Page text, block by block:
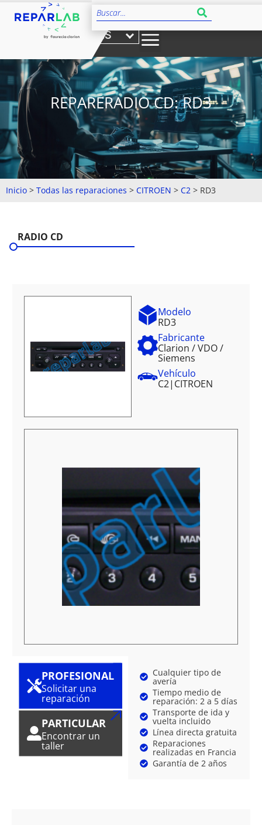
ES
REPARERADIO CD: RD3
Inicio > Todas las reparaciones > CITROEN > C2 > RD3
RADIO CD
Modelo
RD3
Fabricante
Clarion / VDO /
Siemens
Vehículo
C2| CITROEN
PROFESIONAL
Solicitar una
reparación
PARTICULAR
Encontrar un
taller
Cualquier tipo de
avería
Tiempo medio de
reparación: 2 a 5 días
Transporte de ida y
vuelta incluido
Línea directa gratuita
Reparaciones
realizadas en Francia
Garantía de 2 años